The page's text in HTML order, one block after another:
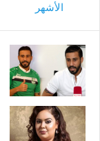
الأشهر